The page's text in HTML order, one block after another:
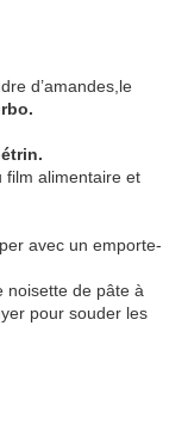
d’amandes,le
film alimentaire et
avec un emporte-
noisette de pâte à
pour souder les